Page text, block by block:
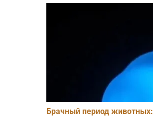
Брачный период животных: